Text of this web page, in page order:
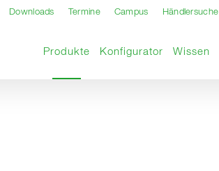
Downloads Termine Campus Händlersuche
Produkte Aktuelle Seite
Konfigurator Wissen